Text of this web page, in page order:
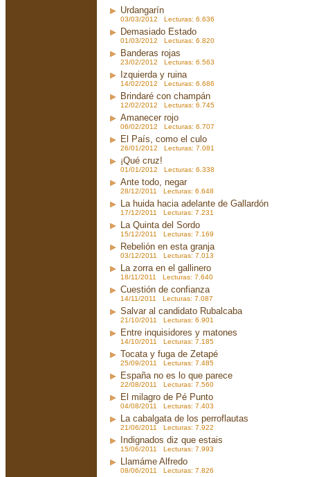
Urdangarín
03/03/2012 Lecturas: 6.636
Demasiado Estado
01/03/2012 Lecturas: 6.820
Banderas rojas
23/02/2012 Lecturas: 6.563
Izquierda y ruina
14/02/2012 Lecturas: 6.686
Brindaré con champán
12/02/2012 Lecturas: 6.745
Amanecer rojo
06/02/2012 Lecturas: 6.707
El País, como el culo
26/01/2012 Lecturas: 7.081
¡Qué cruz!
01/01/2012 Lecturas: 6.338
Ante todo, negar
28/12/2011 Lecturas: 6.648
La huida hacia adelante de Gallardón
17/12/2011 Lecturas: 7.231
La Quinta del Sordo
15/12/2011 Lecturas: 7.169
Rebelión en esta granja
03/12/2011 Lecturas: 7.013
La zorra en el gallinero
18/11/2011 Lecturas: 7.640
Cuestión de confianza
14/11/2011 Lecturas: 7.087
Salvar al candidato Rubalcaba
21/10/2011 Lecturas: 6.901
Entre inquisidores y matones
14/10/2011 Lecturas: 7.185
Tocata y fuga de Zetapé
25/09/2011 Lecturas: 7.485
España no es lo que parece
22/08/2011 Lecturas: 7.560
El milagro de Pé Punto
04/08/2011 Lecturas: 7.403
La cabalgata de los perroflautas
21/06/2011 Lecturas: 7.922
Indignados diz que estais
15/06/2011 Lecturas: 7.993
Llamáme Alfredo
08/06/2011 Lecturas: 7.826